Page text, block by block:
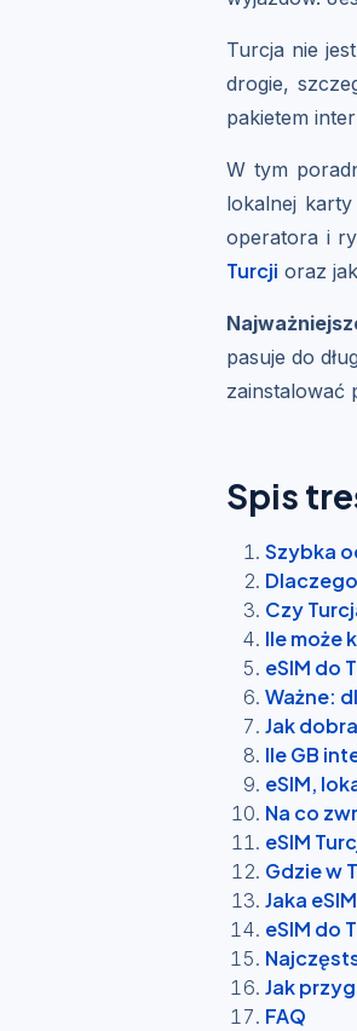
Turcja nie
drogie,
pakietem
W tym
lokalnej
operatora i
Turcji oraz
pasuje do
zainstalować
Spis
Szybka
Czy
Ile może
eSIM do
Ważne:
Jak
Ile GB
eSIM,
Na co
eSIM
Gdzie w
Jaka
eSIM do
Jak
FAQ